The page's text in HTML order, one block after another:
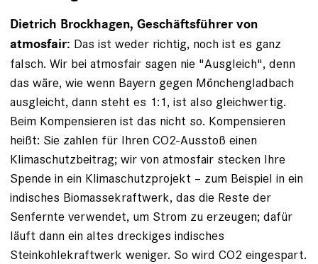
Dietrich Brockhagen, Geschäftsführer von
atmosfair: Das ist ­weder richtig, noch ist es ganz
falsch. Wir bei atmosfair sagen nie "Ausgleich", denn
das wäre, wie wenn Bayern gegen Mönchengladbach
ausgleicht, dann steht es 1:1, ist also gleichwertig.
Beim Kompensieren ist das nicht so. Kompensieren
heißt: Sie zahlen für Ihren CO2-Ausstoß einen
Klimaschutzbeitrag; wir von ­atmosfair stecken Ihre
Spende in ein Klimaschutzprojekt – zum Beispiel in ein
indisches Biomassekraftwerk, das die Reste der
Senfernte verwendet, um Strom zu erzeugen; dafür
läuft dann ein altes dreckiges indisches
Steinkohlekraftwerk weniger. ­So wird CO2 eingespart.